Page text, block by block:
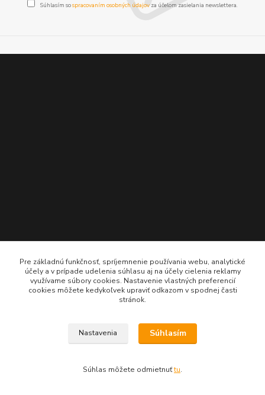
Súhlasím sospracovaním osobných údajov za účelom zasielania newslettera.
Pre základnú funkčnosť, spríjemnenie používania webu, analytické
účely a v prípade udelenia súhlasu aj na účely cielenia reklamy
využívame súbory cookies. Nastavenie vlastných preferencií
cookies môžete kedykoľvek upraviť odkazom v spodnej časti
stránok.
Nastavenia Súhlasím
Súhlas môžete odmietnuťtu.